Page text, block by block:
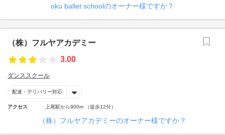
oku ballet schoolのオーナー様ですか？
（株）フルヤアカデミー
3.00
ダンススクール
配達・デリバリー対応
アクセス 上尾駅から900m （徒歩12分）
（株）フルヤアカデミーのオーナー様ですか？